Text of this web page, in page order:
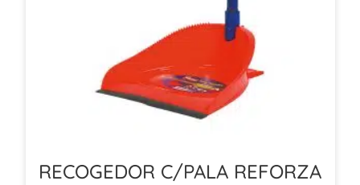
RECOGEDOR C/PALA REFORZA